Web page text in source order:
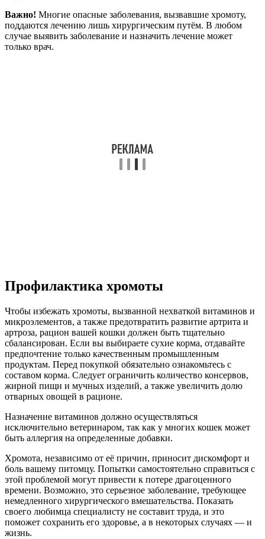
Важно! Многие опасные заболевания, вызвавшие хромоту,
поддаются лечению лишь хирургическим путём. В любом
случае выявить заболевание и назначить лечение может
только врач.
Профилактика хромоты
Чтобы избежать хромоты, вызванной нехваткой витаминов и
микроэлементов, а также предотвратить развитие артрита и
артроза, рацион вашей кошки должен быть тщательно
сбалансирован. Если вы выбираете сухие корма, отдавайте
предпочтение только качественным промышленным
продуктам. Перед покупкой обязательно ознакомьтесь с
составом корма. Следует ограничить количество консервов,
жирной пищи и мучных изделий, а также увеличить долю
отварных овощей в рационе.
Назначение витаминов должно осуществляться
исключительно ветеринаром, так как у многих кошек может
быть аллергия на определенные добавки.
Хромота, независимо от её причин, приносит дискомфорт и
боль вашему питомцу. Попытки самостоятельно справиться с
этой проблемой могут привести к потере драгоценного
времени. Возможно, это серьезное заболевание, требующее
немедленного хирургического вмешательства. Показать
своего любимца специалисту не составит труда, и это
поможет сохранить его здоровье, а в некоторых случаях — и
жизнь.